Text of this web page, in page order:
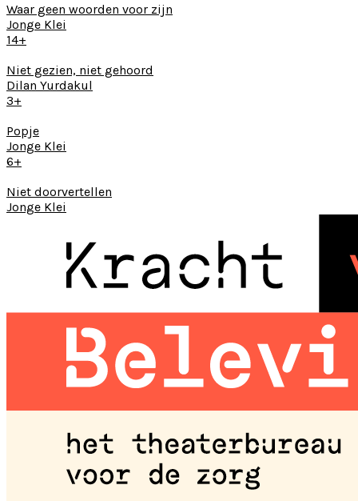
Waar geen woorden voor zijn
Jonge Klei
14+
Niet gezien, niet gehoord
Dilan Yurdakul
3+
Popje
Jonge Klei
6+
Niet doorvertellen
Jonge Klei